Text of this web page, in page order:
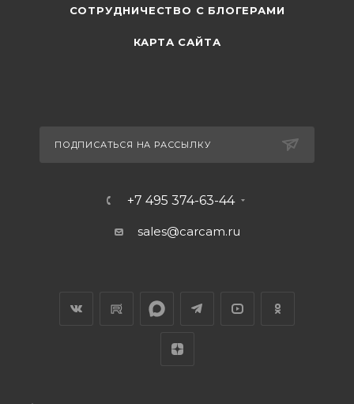
СОТРУДНИЧЕСТВО С БЛОГЕРАМИ
КАРТА САЙТА
ПОДПИСАТЬСЯ НА РАССЫЛКУ
+7 495 374-63-44
sales@carcam.ru